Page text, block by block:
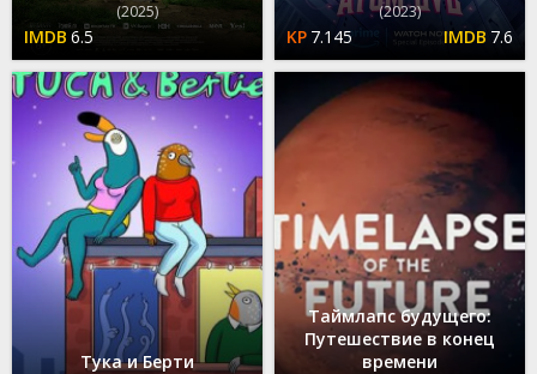
(2025)
6.5
(2023)
7.145 7.6
Тука и Берти
Таймлапс будущего:
Путешествие в конец
времени